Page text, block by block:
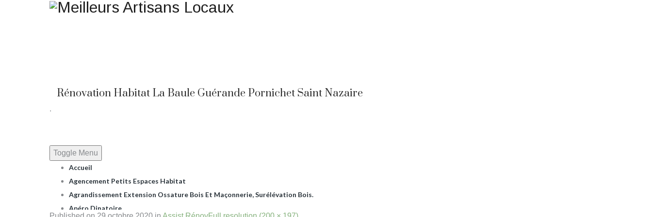
.
Toggle Menu
Accueil
Agencement Petits Espaces Habitat
Agrandissement Extension Ossature Bois Et Maçonnerie, Surélévation Bois.
Apéro Dinatoire
Rénovation Habitat La Baule Guérande Pornichet Saint Nazaire